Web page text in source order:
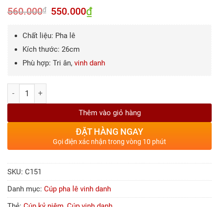
560.000₫
Giá
gốc
550.000₫Giá
Chất liệu: Pha lê
Kích thước: 26cm
Phù hợp: Tri ân, vinh danh
Số lượng
Thêm vào giỏ hàng
ĐẶT HÀNG NGAY
Gọi điện xác nhận trong vòng 10 phút
SKU: C151
Danh mục: Cúp pha lê vinh danh